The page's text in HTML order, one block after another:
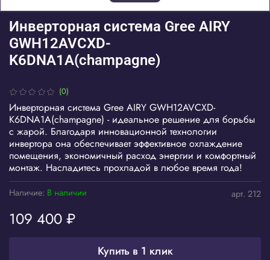
(0)
арт. 212
Наличие: В наличии
Инверторная система Gree AIRY
GWH12AVCXD-
K6DNA1A(champagne)
109 400 ₽
Купить в 1 клик
Инверторная система Gree AIRY GWH12AVCXD-
K6DNA1A(champagne) - идеальное решение для борьбы
с жарой. Благодаря инновационной технологии
инвертора она обеспечивает эффективное охлаждение
помещения, экономичный расход энергии и комфортный
монтаж. Насладитесь прохладой в любое время года!